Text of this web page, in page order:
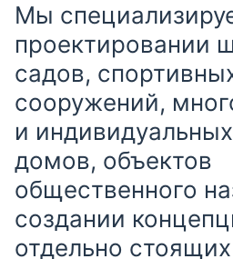
Мы
проектировании
садов,
сооружений,
и
домов, объектов
общественного
создании
отдельно